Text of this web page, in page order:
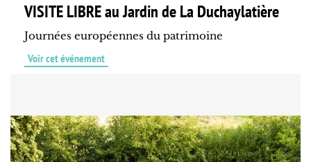
VISITE LIBRE au Jardin de La Duchaylatière
Journées européennes du patrimoine
Voir cet événement